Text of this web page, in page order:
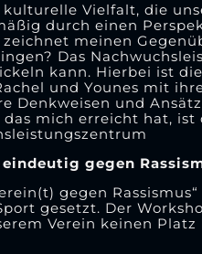
Vielfalt, die
durch einen
meinen
Das
kann. Hierbei ist
und Younes mit
Denkweisen und
mich erreicht hat,
gegen
gegen
gesetzt. Der
Verein keinen